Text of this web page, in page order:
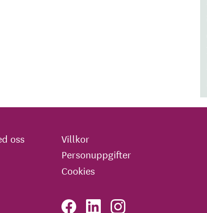
oss
Villkor
Personuppgifter
Cookies